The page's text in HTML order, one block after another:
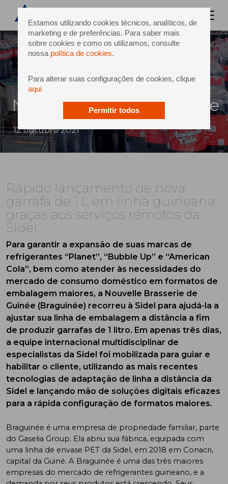
Estamos utilizando cookies técnicos, analíticos, de
marketing e de preferências. Para saber mais
sobre cookies e como os utilizamos, consulte
nossa política de cookies.
Para alterar suas configurações de cookies, clique
aqui
Permitir todos
Nouvelle Brasserie de Guinée
12 outubro 2021
Rápido lançamento de nova
garrafa de 1 L em linha guineana
graças aos serviços remotos da
Sidel
Para garantir a expansão de suas marcas de
refrigerantes “Planet”, “Bubble Up” e “American
Cola”, bem como atender às necessidades do
mercado de consumo doméstico em formatos de
embalagem maiores, a Nouvelle Brasserie de
Guinée (Braguinée) recorreu à Sidel para ajudá-la a
ajustar sua linha de embalagem a distância a fim
de produzir garrafas de 1 litro. Em apenas três dias,
a equipe internacional multidisciplinar de
especialistas da Sidel foi mobilizada para guiar e
habilitar o cliente, utilizando as mais recentes
tecnologias de adaptação de linha a distância da
Sidel e lançando mão de soluções digitais eficazes
para a rápida configuração de formatos maiores.
Braguinée é uma empresa de propriedade familiar, parte
do Gaselia Group. Ela abriu sua fábrica, equipada com
uma linha de envase PET da Sidel, em 2018 em Conacri,
capital da Guiné. A Braguinée é uma das três maiores
empresas do mercado de refrigerantes guineano, e a